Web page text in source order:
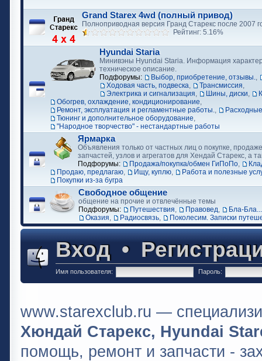
Grand Starex 4wd (полный привод)
Полноприводная версия Гранд Старекс после 2007
Рейтинг: 5.16%
Hyundai Staria
Минивэны Hyundai Staria. Информация
техническое описание.
Подфорумы:
Выбор, приобретение, отзывы.,
Ходовая часть, подвеска, Трансмиссия,
Электрика и сигнализация, Шины, диски,
Обогрев, охлаждение, кондиционирование,
Ремонт, эксплуатация и регламентные работы.,
Тюнинг и дополнительное оборудование,
"Народное творчество" - нестандартные работы
Ярмарка
Объявления только от частных лиц о покупке,
запчастей, узлов и агрегатов для Хендай Старекс, а
Подфорумы:
Продажа/покупка/обмен ГиПоПо,
Продаю, предлагаю, Ищу, куплю,
Работа и полезные
Покупки из-за бугра
Свободное общение
общение на прочие и отвлечённые темы
Подфорумы:
Путешествия, Правовед,
Бла-Бла...
Оказия, Радиосвязь, Поколесим. Записки
Вход•
Имя пользователя: Пароль:
www.starexclub.ru —
Хюндай Старекс, Hyundai
помощь, ремонт и запчасти -